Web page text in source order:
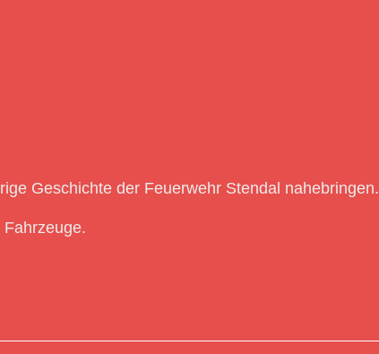
Geschichte der Feuerwehr Stendal nahebringen.